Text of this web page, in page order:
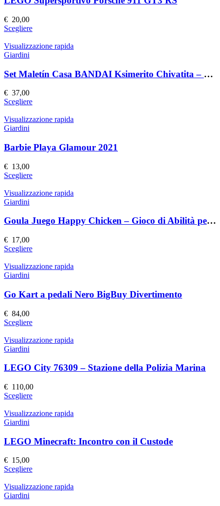
opzioni
scelte
nella
pagina
prodotto
€ 20,00
ScegliereQuesto
ha
Le
opzioni
scelte
nella
pagina
prodotto
Visualizzazione rapida
Giardini
Set Maletín Casa BANDAI Ksimerito Chivatita – Giocattolo Interattivo
€ 37,00
ScegliereQuesto
ha
Le
opzioni
scelte
nella
pagina
prodotto
Visualizzazione rapida
Giardini
Barbie Playa Glamour 2021
€ 13,00
ScegliereQuesto
ha
Le
opzioni
scelte
nella
pagina
Visualizzazione rapida
Giardini
Goula Juego Happy Chicken – Gioco di Abilità per Bambini
€ 17,00
ScegliereQuesto
ha
Le
opzioni
scelte
nella
pagina
prodotto
Visualizzazione rapida
Giardini
Go Kart a pedali Nero BigBuy Divertimento
€ 84,00
ScegliereQuesto
ha
Le
opzioni
possono
scelte
nella
pagina
prodotto
Visualizzazione rapida
Giardini
LEGO City 76309 – Stazione della Polizia Marina
€ 110,00
ScegliereQuesto
ha
Le
opzioni
scelte
nella
pagina
Visualizzazione rapida
Giardini
LEGO Minecraft: Incontro con il Custode
€ 15,00
ScegliereQuesto
ha
Visualizzazione rapida
Giardini